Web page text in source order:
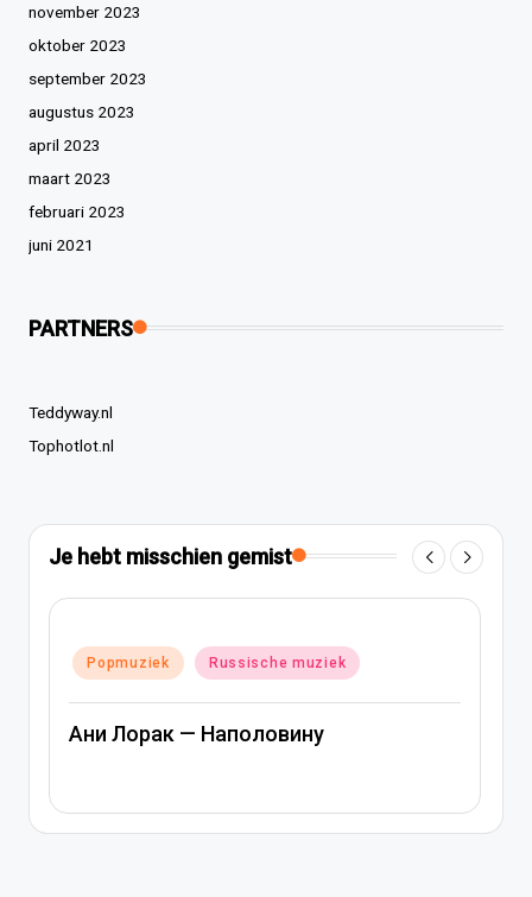
november 2023
oktober 2023
september 2023
augustus 2023
april 2023
maart 2023
februari 2023
juni 2021
PARTNERS
Teddyway.nl
Tophotlot.nl
Je hebt misschien gemist
Geplaatst
in
Popmuziek Russische muziek
Ани Лорак — Наполовину